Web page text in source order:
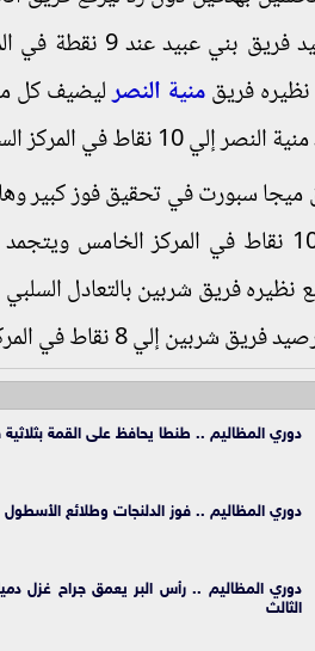
الثامن وحسم التعادل الإيجابي بهدف لكل فريق مباراة مركز شباب
فريقمنية النصر
10 نقاط في المركز السادس.
سبورت في تحقيق فوز كبير
إلي 8 نقاط في المركز التاسع.
دوري المظاليم .. طنطا يحافظ على القمة
دوري المظاليم .. فوز الدلنجات وطلائع الأسطول
دوري المظاليم .. رأس البر يعمق جراح غزل
الثالث